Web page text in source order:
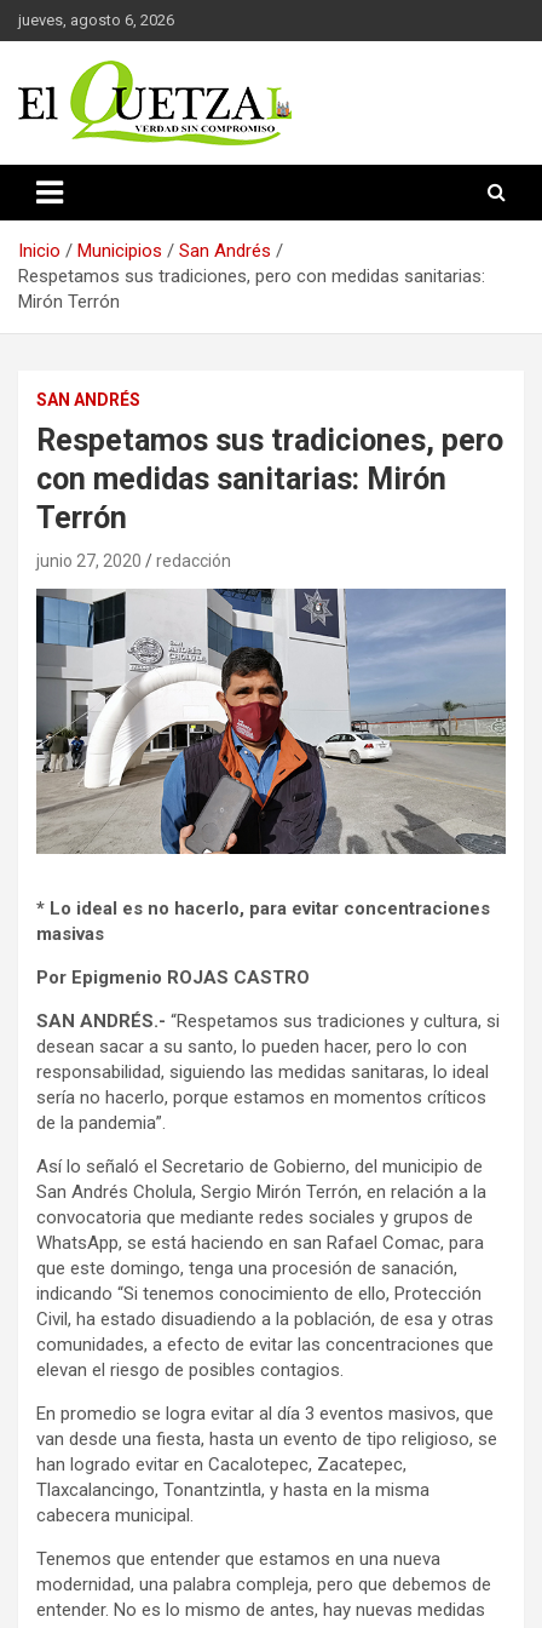
Saltar
al
jueves, agosto 6, 2026
El Quetzal de Cholula
Inicio Municipios
San Andrés
Respetamos sus tradiciones, pero con medidas sanitarias:
Mirón Terrón
SAN ANDRÉS
Respetamos sus tradiciones, pero
con medidas sanitarias: Mirón
Terrón
junio 27, 2020 redacción
* Lo ideal es no hacerlo, para evitar concentraciones
masivas
Por Epigmenio ROJAS CASTRO
SAN ANDRÉS.- “Respetamos sus tradiciones y cultura, si
desean sacar a su santo, lo pueden hacer, pero lo con
responsabilidad, siguiendo las medidas sanitaras, lo ideal
sería no hacerlo, porque estamos en momentos críticos
de la pandemia”.
Así lo señaló el Secretario de Gobierno, del municipio de
San Andrés Cholula, Sergio Mirón Terrón, en relación a la
convocatoria que mediante redes sociales y grupos de
WhatsApp, se está haciendo en san Rafael Comac, para
que este domingo, tenga una procesión de sanación,
indicando “Si tenemos conocimiento de ello, Protección
Civil, ha estado disuadiendo a la población, de esa y otras
comunidades, a efecto de evitar las concentraciones que
elevan el riesgo de posibles contagios.
En promedio se logra evitar al día 3 eventos masivos, que
van desde una fiesta, hasta un evento de tipo religioso, se
han logrado evitar en Cacalotepec, Zacatepec,
Tlaxcalancingo, Tonantzintla, y hasta en la misma
cabecera municipal.
Tenemos que entender que estamos en una nueva
modernidad, una palabra compleja, pero que debemos de
entender. No es lo mismo de antes, hay nuevas medidas